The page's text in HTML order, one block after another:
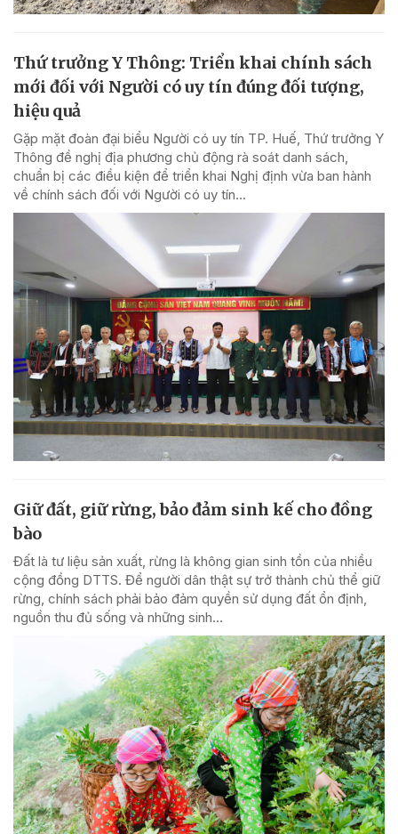
Thứ trưởng Y Thông: Triển khai chính sách
mới đối với Người có uy tín đúng đối tượng,
hiệu quả
Gặp mặt đoàn đại biểu Người có uy tín TP. Huế, Thứ trưởng Y
Thông đề nghị địa phương chủ động rà soát danh sách,
chuẩn bị các điều kiện để triển khai Nghị định vừa ban hành
về chính sách đối với Người có uy tín...
Giữ đất, giữ rừng, bảo đảm sinh kế cho đồng
bào
Đất là tư liệu sản xuất, rừng là không gian sinh tồn của nhiều
cộng đồng DTTS. Để người dân thật sự trở thành chủ thể giữ
rừng, chính sách phải bảo đảm quyền sử dụng đất ổn định,
nguồn thu đủ sống và những sinh...